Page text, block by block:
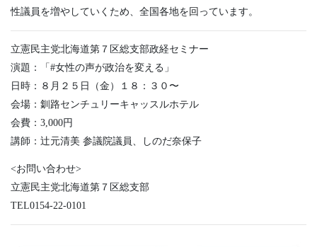
性議員を増やしていくため、全国各地を回っています。
立憲民主党北海道第７区総支部政経セミナー
演題：「#女性の声が政治を変える」
日時：８月２５日（金）１８：３０〜
会場：釧路センチュリーキャッスルホテル
会費：3,000円
講師：辻元清美 参議院議員、しのだ奈保子
<お問い合わせ>
立憲民主党北海道第７区総支部
TEL0154-22-0101